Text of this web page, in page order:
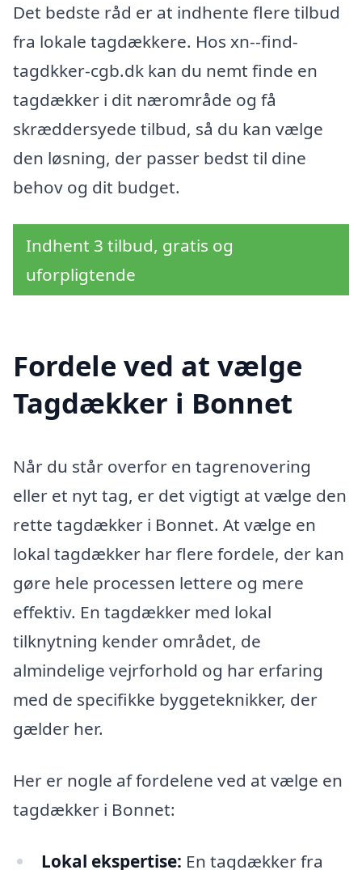
Det bedste råd er at indhente flere tilbud
fra lokale tagdækkere. Hos xn--find-
tagdkker-cgb.dk kan du nemt finde en
tagdækker i dit nærområde og få
skræddersyede tilbud, så du kan vælge
den løsning, der passer bedst til dine
behov og dit budget.
Indhent 3 tilbud, gratis og
uforpligtende
Fordele ved at vælge
Tagdækker i Bonnet
Når du står overfor en tagrenovering
eller et nyt tag, er det vigtigt at vælge den
rette tagdækker i Bonnet. At vælge en
lokal tagdækker har flere fordele, der kan
gøre hele processen lettere og mere
effektiv. En tagdækker med lokal
tilknytning kender området, de
almindelige vejrforhold og har erfaring
med de specifikke byggeteknikker, der
gælder her.
Her er nogle af fordelene ved at vælge en
tagdækker i Bonnet:
Lokal ekspertise: En tagdækker fra